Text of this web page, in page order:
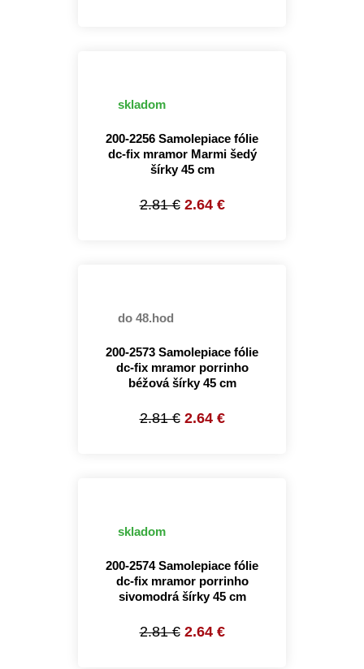
skladom
200-2256 Samolepiace fólie
dc-fix mramor Marmi šedý
šírky 45 cm
2.81 € 2.64 €
do 48.hod
200-2573 Samolepiace fólie
dc-fix mramor porrinho
béžová šírky 45 cm
2.81 € 2.64 €
skladom
200-2574 Samolepiace fólie
dc-fix mramor porrinho
sivomodrá šírky 45 cm
2.81 € 2.64 €